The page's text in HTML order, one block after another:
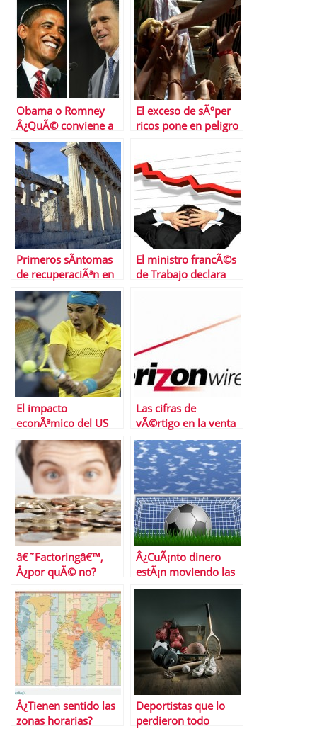
segÃºn la OCDE
conservar Central
Park
Obama o Romney
Â¿QuÃ© conviene a
las empresas
espaÃ±olas en EEUU?
El exceso de sÃºper
ricos pone en peligro
econÃ³mica mundial
Primeros sÃ­ntomas
de recuperaciÃ³n en
Grecia
El ministro francÃ©s
de Trabajo declara
El impacto
econÃ³mico del US
Open de tenis
Las cifras de
vÃ©rtigo en la venta
de la participaciÃ³n
en Verizon Wireless
por Vodafone
â€˜Factoringâ€™,
Â¿por quÃ© no?
Â¿CuÃ¡nto dinero
estÃ¡n moviendo las
apuestas deportivas
en Brasil 2014?
Â¿Tienen sentido las
zonas horarias?
Deportistas que lo
perdieron todo